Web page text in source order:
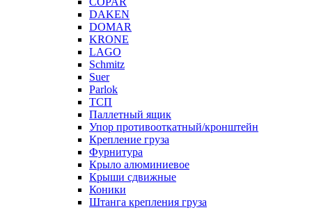
DAKEN
DOMAR
KRONE
LAGO
Schmitz
Suer
Parlok
ТСП
Паллетный ящик
Упор противооткатный/кронштейн
Крепление груза
Фурнитура
Крыло алюминиевое
Крыши сдвижные
Коники
Штанга крепления груза